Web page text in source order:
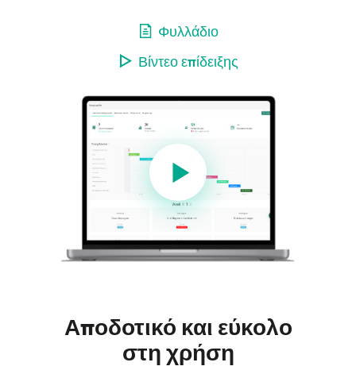
Φυλλάδιο
Βίντεο επίδειξης
Αποδοτικό και εύκολο
στη χρήση